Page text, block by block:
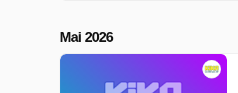
Mai 2026